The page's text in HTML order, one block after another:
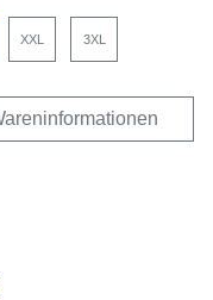
XXL 3XL